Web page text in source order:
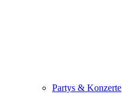
Partys & Konzerte